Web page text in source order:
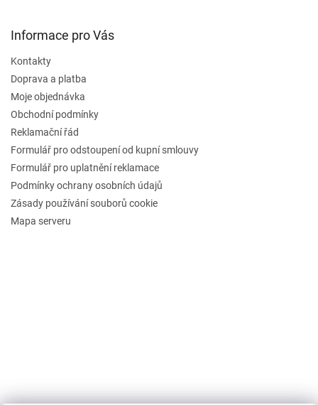
Informace pro Vás
Kontakty
Doprava a platba
Moje objednávka
Obchodní podmínky
Reklamační řád
Formulář pro odstoupení od kupní smlouvy
Formulář pro uplatnění reklamace
Podmínky ochrany osobních údajů
Zásady používání souborů cookie
Mapa serveru